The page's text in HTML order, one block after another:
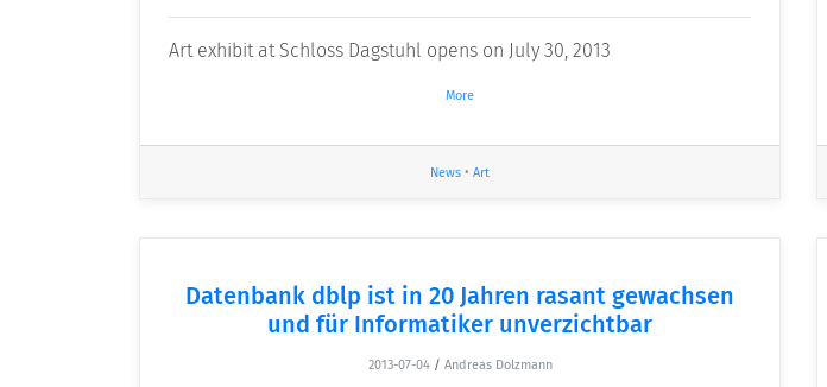
Art exhibit at Schloss Dagstuhl opens on July 30, 2013
More
News • Art
Datenbank dblp ist in 20 Jahren rasant gewachsen
und für Informatiker unverzichtbar
2013-07-04 / Andreas Dolzmann